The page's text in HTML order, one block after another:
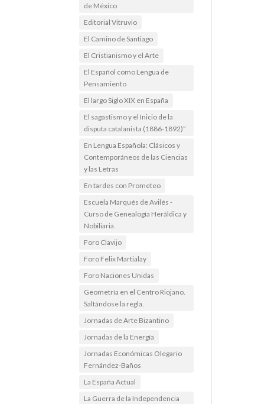
de México
Editorial Vitruvio
El Camino de Santiago
El Cristianismo y el Arte
El Español como Lengua de
Pensamiento
El largo Siglo XIX en España
El sagastismo y el Inicio de la
disputa catalanista (1886-1892)”
En Lengua Española: Clásicos y
Contemporáneos de las Ciencias
y las Letras
En tardes con Prometeo
Escuela Marqués de Avilés -
Curso de Genealogía Heráldica y
Nobiliaria.
Foro Clavijo
Foro Felix Martialay
Foro Naciones Unidas
Geometría en el Centro Riojano.
Saltándose la regla.
Jornadas de Arte Bizantino
Jornadas de la Energía
Jornadas Económicas Olegario
Fernández-Baños
La España Actual
La Guerra de la Independencia